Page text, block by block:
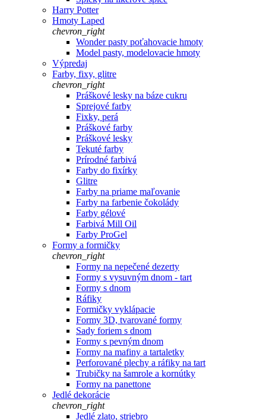
Harry Potter
Hmoty Laped
chevron_right
Wonder pasty poťahovacie hmoty
Model pasty, modelovacie hmoty
Výpredaj
Farby, fixy, glitre
chevron_right
Práškové lesky na báze cukru
Sprejové farby
Fixky, perá
Práškové farby
Práškové lesky
Tekuté farby
Prírodné farbivá
Farby do fixírky
Glitre
Farby na priame maľovanie
Farby na farbenie čokolády
Farby gélové
Farbivá Mill Oil
Farby ProGel
Formy a formičky
chevron_right
Formy na nepečené dezerty
Formy s vysuvným dnom - tart
Formy s dnom
Ráfiky
Formičky vyklápacie
Formy 3D, tvarované formy
Sady foriem s dnom
Formy s pevným dnom
Formy na mafiny a tartaletky
Perforované plechy a ráfiky na tart
Trubičky na šamrole a kornútky
Formy na panettone
Jedlé dekorácie
chevron_right
Jedlé zlato, striebro